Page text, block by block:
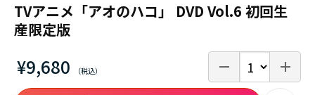
TVアニメ「アオのハコ」 DVD Vol.6 初回生
産限定版
¥9,680